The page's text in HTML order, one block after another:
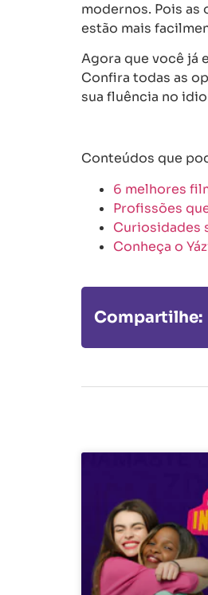
modernos. Pois
estão mais
Agora que você já
Confira todas as
sua fluência no
Conteúdos que
6 melhores
Profissões
Curiosidades
Conheça o
Compartilhe: